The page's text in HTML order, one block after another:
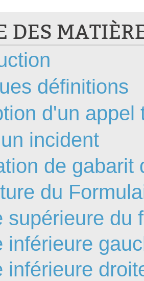
Collaboration
Comment nous
Configurations
courriel smtp
Dépannage
En construction
Entra
Équipes non TI
État des
externe
FAQ
Fichiers
Foire aux
DES
définitions
d'un appel
incident
de gabarit
du
supérieure du
inférieure
inférieure